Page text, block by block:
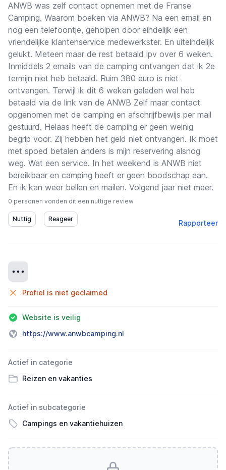
ANWB was zelf contact opnemen met de Franse
Camping. Waarom boeken via ANWB? Na een email en
nog een telefoontje, geholpen door eindelijk een
vriendelijke klantenservice medewerkster. En uiteindelijk
gelukt. Meteen maar de rest betaald ipv over 6 weken.
Inmiddels 2 emails van de camping ontvangen dat ik 2e
termijn niet heb betaald. Ruim 380 euro is niet
ontvangen. Terwijl ik dit 6 weken geleden wel heb
betaald via de link van de ANWB Zelf maar contact
opgenomen met de camping en afschrijfbewijs per mail
gestuurd. Helaas heeft de camping er geen weinig
begrip voor. Zij hebben het geld niet ontvangen. Ik moet
met spoed betalen anders is mijn reservering alsnog
weg. Wat een service. In het weekend is ANWB niet
bereikbaar en camping heeft er geen boodschap aan.
En ik kan weer bellen en mailen. Volgend jaar niet meer.
0 personen vonden dit een nuttige review
Rapporteer
Profiel is niet geclaimed
Website is veilig
https://www.anwbcamping.nl
Actief in categorie
Reizen en vakanties
Actief in subcategorie
Campings en vakantiehuizen